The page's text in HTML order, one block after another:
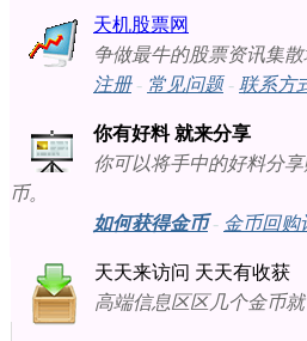
天机股票网
争做最牛的股票资讯集散
注册- 常见问题- 联系方
你有好料 就来分享
你可以将手中的好料分
币。
如何获得金币- 金币回购
天天来访问 天天有收获
高端信息区区几个金币